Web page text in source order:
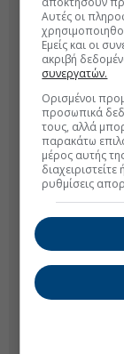
Αυτές οι
Εμείς και οι
ακριβή
συνεργατών.
Ορισμένοι
προσωπικά
τους, αλλά
παρακάτω
μέρος αυτής
ρυθμίσεις